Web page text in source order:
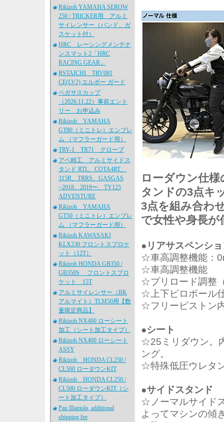
Rikizoh YAMAHA SEROW
250 / TRICKER用 アルミ
サイレンサー（バンド、ガ
スケット付）
HRC レーシングメンテナ
ンスマット2「HRC
RACING GEAR」
RSTAICHI TRV081
CE(LV2) エルボー ガード
ペガサスカップ
（2026.11.22）事前エント
リー お申込み
Rikizoh YAMAHA
GT80（ミニトレ）エンブレ
ム （マフラーガード用）
TRY-1 TR71 グローブ
アベ精工 アルミサイドス
タンド RTL、COTA4RT、
315R、TRRS、GASGAS
~2018、2019〜、TY125
ADVENTURE
Rikizoh YAMAHA
GT50（ミニトレ）エンブレ
ム （マフラーガード用）
Rikizoh KAWASAKI
KLX230 フロントスプロケ
ット（12T）
Rikizoh HONDA GB350 /
GB350S フロントスプロ
ケット 15T
アルミサイレンサー（BK
アルマイト）TLM50用【数
量限定商品】
Rikizoh NX400 ローシート
加工（シート加工タイプ）
Rikizoh NX400 ローシート
ASSY
Rikizoh HONDA CL250 /
CL500 ローダウンKIT
Rikizoh HONDA CL250 /
CL500 ローダウンKIT（シ
ート加工タイプ）
Pau Illamola, additional
shipping fee
ローダウン仕
タンドの3点キ
3点を組み合わ
で女性や身長
●リアサスペンシ
☆車高調整機能：
☆車高調整機能
☆プリロード調整
☆上下ピロボール
☆フリーピストン
●シート
☆25ミリダウン。
ング。
☆特殊低圧ウレタ
●サイドスタンド
☆ノーマルサイド
よってマシンの傾